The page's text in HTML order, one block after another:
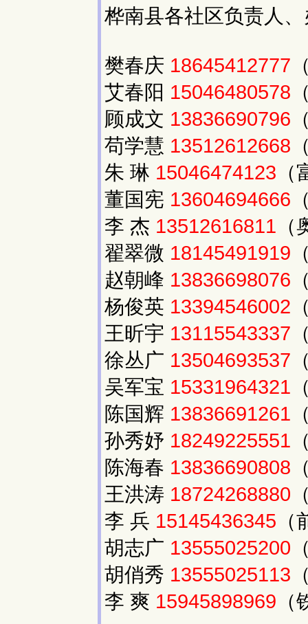
桦南县各社区负责人
樊春庆 18645412777
艾春阳 15046480578
顾成文 13836690796
苟学慧 13512612668
朱 琳 15046474123
董国宪 13604694666
李 杰 13512616811
翟翠微 18145491919
赵朝峰 13836698076
杨俊英 13394546002
王昕宇 13115543337
徐丛广 13504693537
吴军宝 15331964321
陈国辉 13836691261
孙秀妤 18249225551
陈海春 13836690808
王洪涛 18724268880
李 兵 15145436345
胡志广 13555025200
胡俏秀 13555025113
李 爽 15945898969